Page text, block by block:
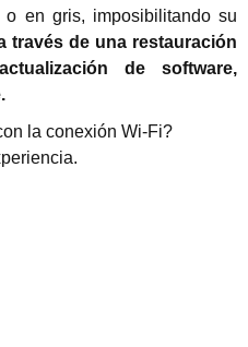
o en gris, imposibilitando su
través de una restauración
de software,
la conexión Wi-Fi?